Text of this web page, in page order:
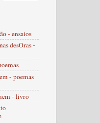
- ensaios
desOras -
- poemas
- livro